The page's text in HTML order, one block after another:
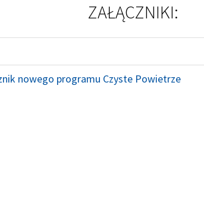
ZAŁĄCZNIKI:
nowego programu Czyste Powietrze